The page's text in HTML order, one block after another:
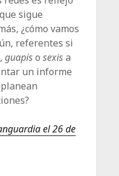
sigue
¿cómo vamos
referentes si
, guapiso sexisa
un informe
el 26 de